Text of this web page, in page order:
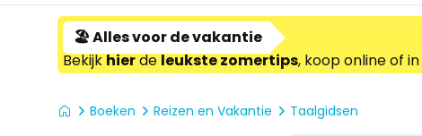
🏖️ Alles voor de vakantie
Bekijkhierdeleukste zomertips, koop online of
Boeken Reizen en Vakantie Taalgidsen